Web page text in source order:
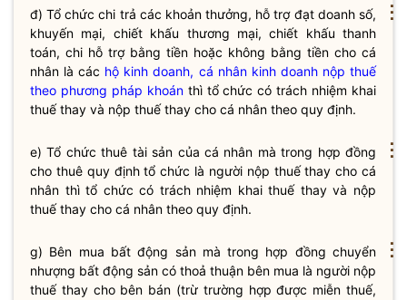
đ) Tổ chức chi trả các khoản thưởng, hỗ trợ đạt doanh số,
khuyến mại, chiết khấu thương mại, chiết khấu thanh
toán, chi hỗ trợ bằng tiền hoặc không bằng tiền cho cá
nhân là các hộ kinh doanh, cá nhân kinh doanh nộp thuế
theo phương pháp khoánthì tổ chức có trách nhiệm khai
thuế thay và nộp thuế thay cho cá nhân theo quy định.
e) Tổ chức thuê tài sản của cá nhân mà trong hợp đồng
cho thuê quy định tổ chức là người nộp thuếthay cho cá
nhân thì tổ chức có trách nhiệm khaithuếthay và nộp
thuếthay cho cá nhân theo quy định.
g) Bên mua bất động sản mà trong hợp đồng chuyển
nhượng bất động sản có thoả thuận bên mua là người nộp
thuế thay cho bên bán (trừ trường hợp được miễn thuế,
⋮
⋮
⋮